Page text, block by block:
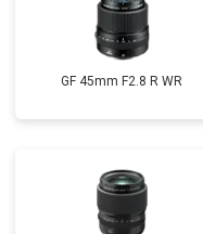
GF 45mm F2.8 R WR